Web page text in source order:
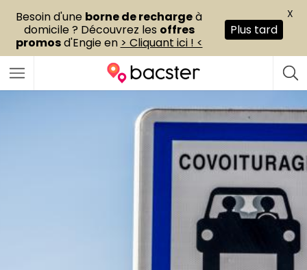
Besoin d'une borne de rechargeà
domicile ? Découvrez les offres
promosd'Engie en > Cliquant ici ! <
Plus tard
X